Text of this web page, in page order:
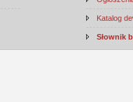
Katalog
Słownik